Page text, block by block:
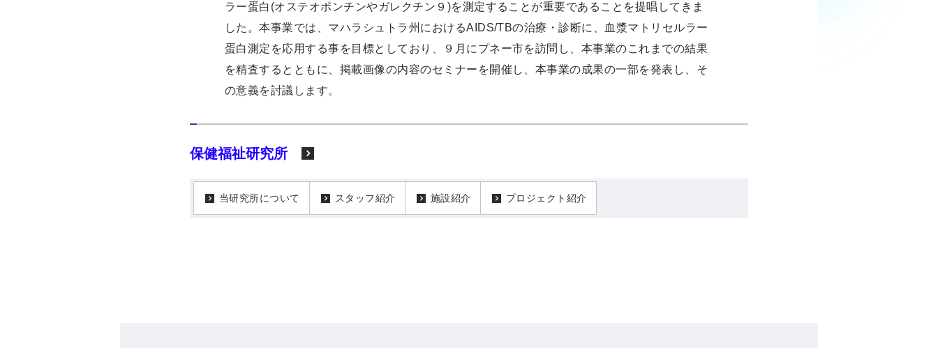
ラー蛋白(オステオポンチンやガレクチン９)を測定することが重要であることを提唱してきま
した。本事業では、マハラシュトラ州におけるAIDS/TBの治療・診断に、血漿マトリセルラー
蛋白測定を応用する事を目標としており、９月にプネー市を訪問し、本事業のこれまでの結果
を精査するとともに、掲載画像の内容のセミナーを開催し、本事業の成果の一部を発表し、そ
の意義を討議します。
保健福祉研究所
当研究所について スタッフ紹介 施設紹介 プロジェクト紹介